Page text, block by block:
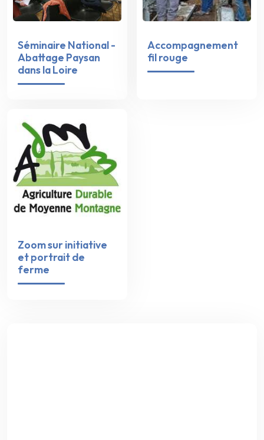
Séminaire National -
Abattage Paysan
dans la Loire
Accompagnement
fil rouge
Zoom sur initiative
et portrait de
ferme